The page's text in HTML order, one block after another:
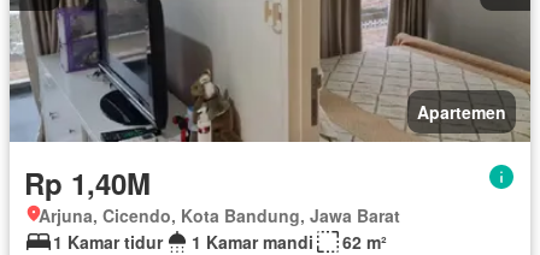
Apartemen
Rp 1,40M
Arjuna, Cicendo, Kota Bandung, Jawa Barat
1 Kamar tidur
1 Kamar mandi
62 m²